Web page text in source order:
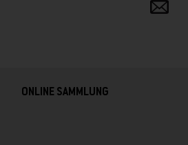
ONLINE SAMMLUNG